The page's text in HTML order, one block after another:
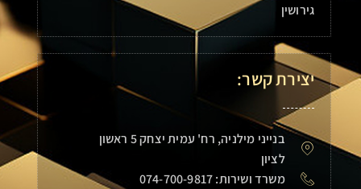
גירושין
יצירת קשר:
בנייני מילניה, רח' עמית יצחק 5 ראשון
לציון
משרד ושירות: 074-700-9817